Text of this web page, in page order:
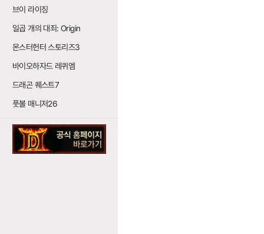
브이 라이징
일곱 개의 대죄: Origin
몬스터헌터 스토리즈3
바이오하자드 레퀴엠
드래곤 퀘스트7
풋볼 매니저26